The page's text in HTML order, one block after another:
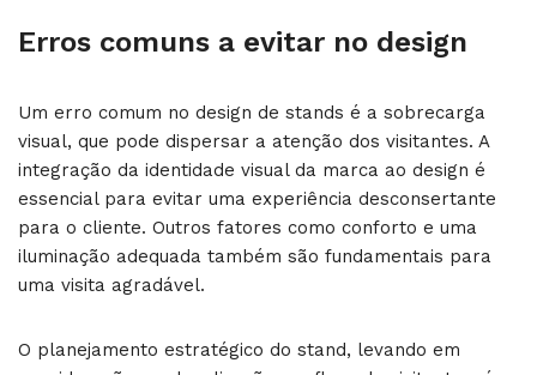
Erros comuns a evitar no design
Um erro comum no design de stands é a sobrecarga
visual, que pode dispersar a atenção dos visitantes. A
integração da identidade visual da marca ao design é
essencial para evitar uma experiência desconsertante
para o cliente. Outros fatores como conforto e uma
iluminação adequada também são fundamentais para
uma visita agradável.
O planejamento estratégico do stand, levando em